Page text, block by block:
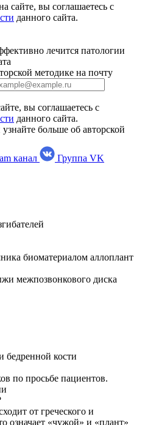
сайте, вы соглашаетесь с
данного сайта.
лечится патологии
методике на почту
вы соглашаетесь с
данного сайта.
больше об авторской
канал
Группа VK
биоматериалом аллоплант
межпозвонкового диска
бедренной кости
по просьбе пациентов.
от греческого и
означает «чужой» и «плант»